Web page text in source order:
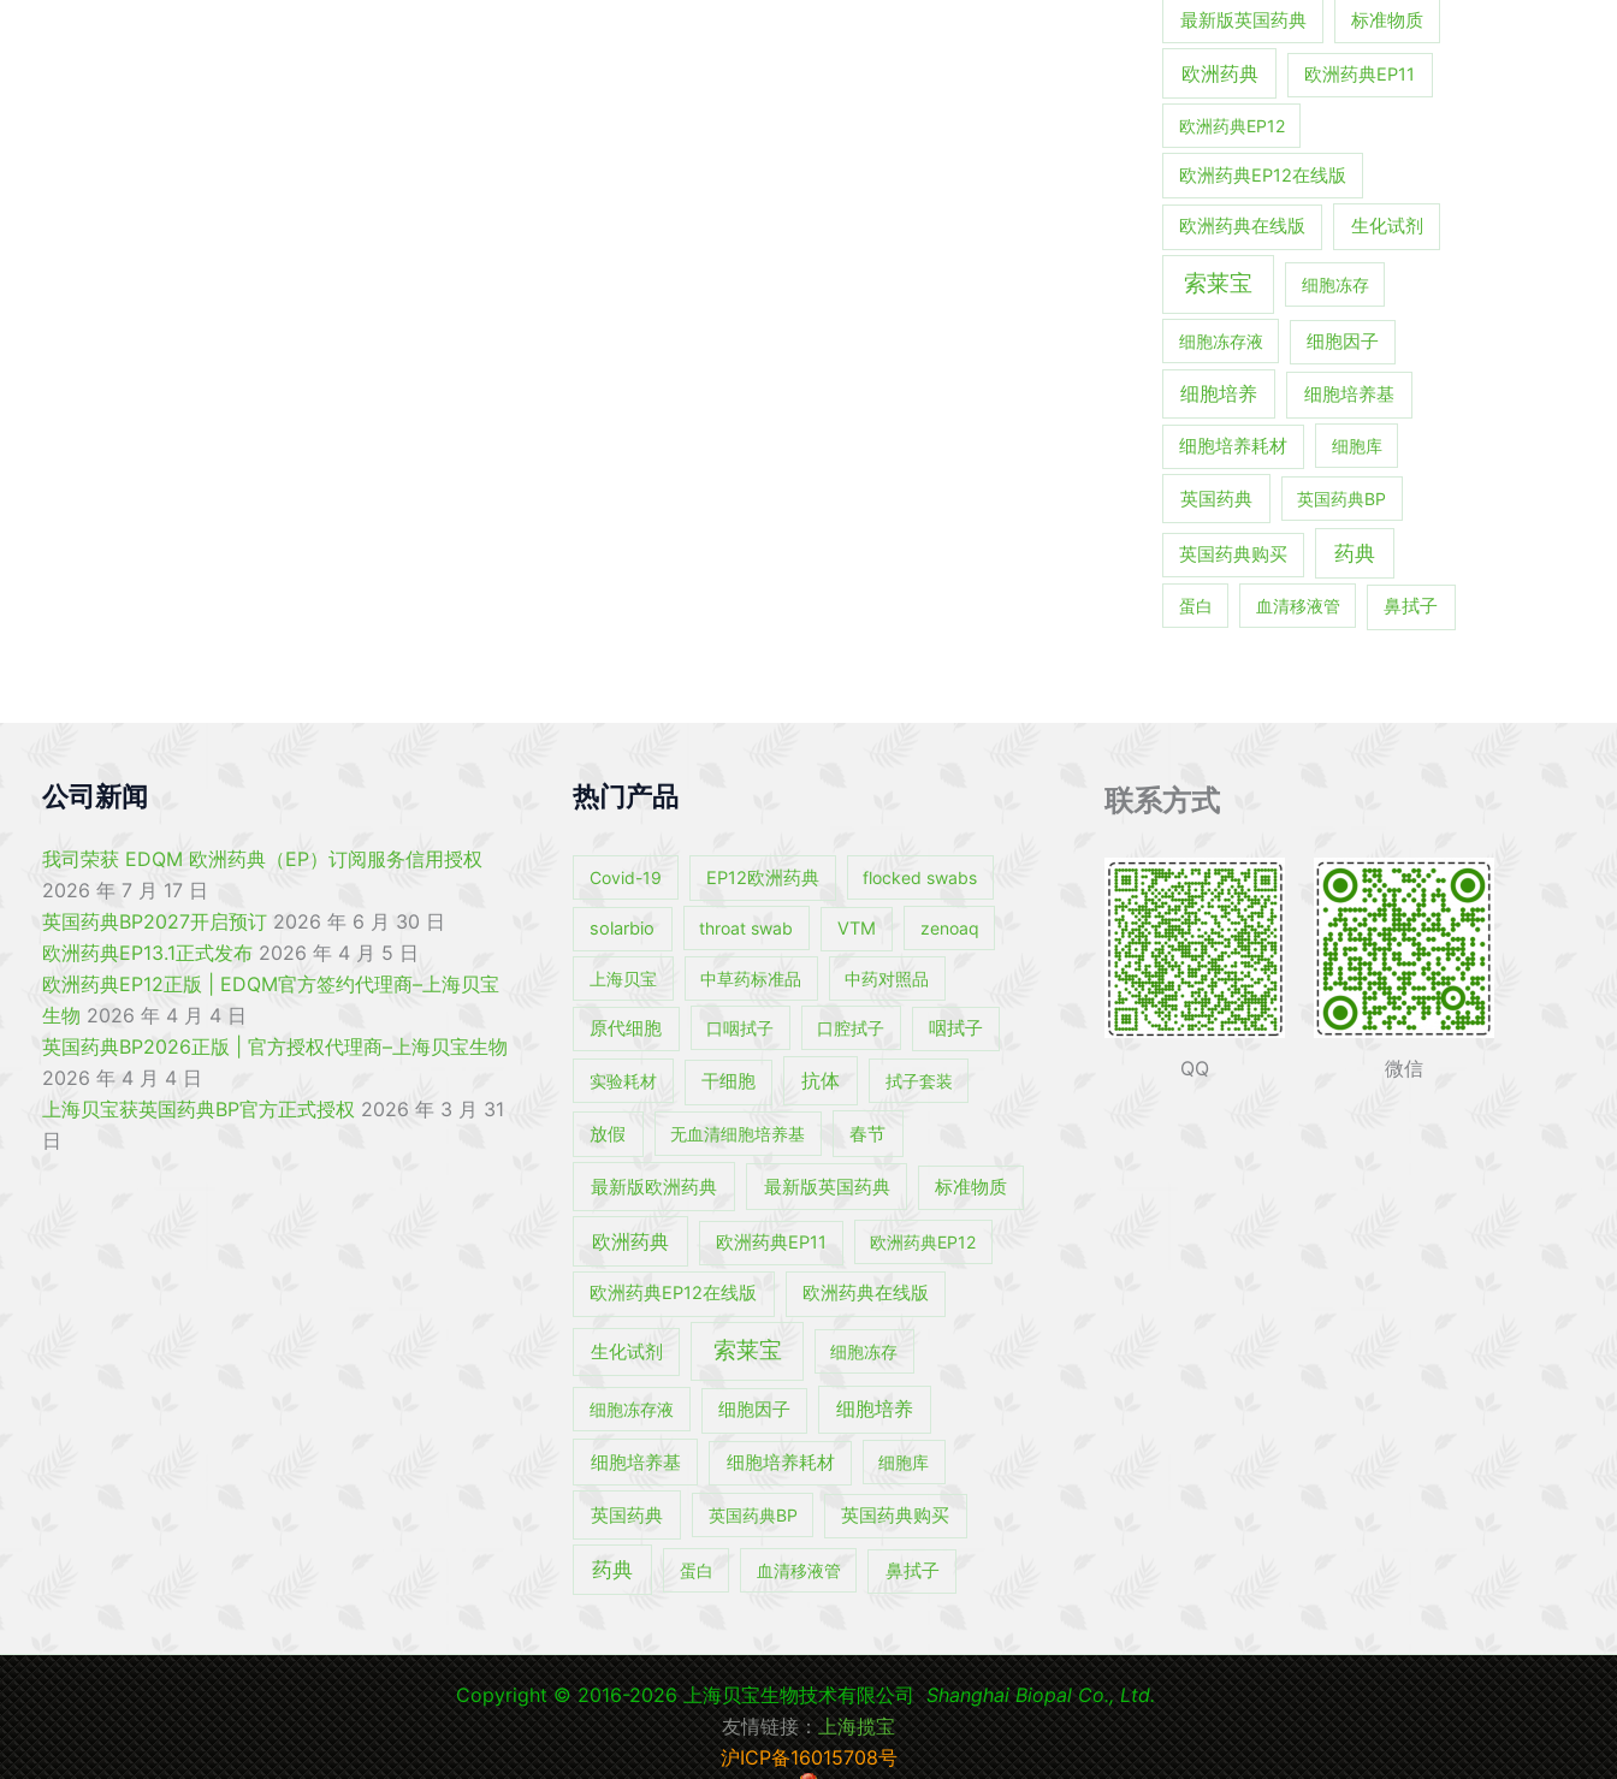
最新版英国药典 标准物质
欧洲药典 欧洲药典EP11
欧洲药典EP12
欧洲药典EP12在线版
欧洲药典在线版 生化试剂
索莱宝 细胞冻存
细胞冻存液 细胞因子
细胞培养 细胞培养基
细胞培养耗材 细胞库
英国药典 英国药典BP
英国药典购买 药典
蛋白 血清移液管 鼻拭子
公司新闻
我司荣获 EDQM 欧洲药典（EP）订阅服务信用授权
2026 年 7 月 17 日
英国药典BP2027开启预订 2026 年 6 月 30 日
欧洲药典EP13.1正式发布 2026 年 4 月 5 日
欧洲药典EP12正版 | EDQM官方签约代理商–上海贝宝
生物 2026 年 4 月 4 日
英国药典BP2026正版 | 官方授权代理商–上海贝宝生物
2026 年 4 月 4 日
上海贝宝获英国药典BP官方正式授权 2026 年 3 月 31
日
热门产品
Covid-19 EP12欧洲药典 flocked swabs
solarbio throat swab VTM zenoaq
上海贝宝 中草药标准品 中药对照品
原代细胞 口咽拭子 口腔拭子 咽拭子
实验耗材 干细胞 抗体 拭子套装
放假 无血清细胞培养基 春节
最新版欧洲药典 最新版英国药典 标准物质
欧洲药典 欧洲药典EP11 欧洲药典EP12
欧洲药典EP12在线版 欧洲药典在线版
生化试剂 索莱宝 细胞冻存
细胞冻存液 细胞因子 细胞培养
细胞培养基 细胞培养耗材 细胞库
英国药典 英国药典BP 英国药典购买
药典 蛋白 血清移液管 鼻拭子
联系方式
QQ 微信
Copyright © 2016-2026 上海贝宝生物技术有限公司 Shanghai Biopal Co., Ltd.
友情链接：上海揽宝
沪ICP备16015708号